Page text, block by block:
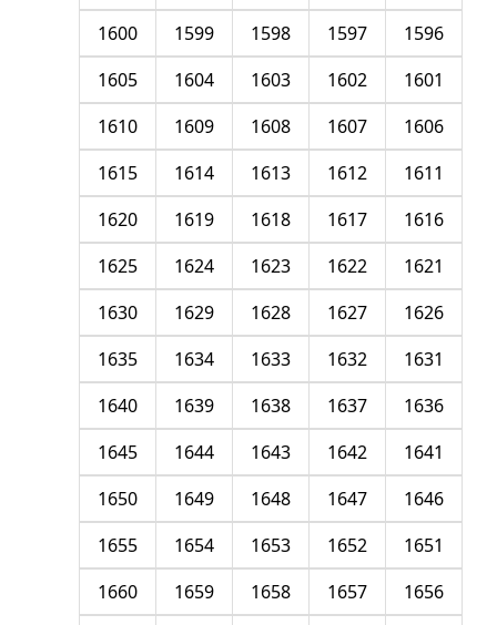
1596
1597
1598
1599
1600
1601
1602
1603
1604
1605
1606
1607
1608
1609
1610
1611
1612
1613
1614
1615
1616
1617
1618
1619
1620
1621
1622
1623
1624
1625
1626
1627
1628
1629
1630
1631
1632
1633
1634
1635
1636
1637
1638
1639
1640
1641
1642
1643
1644
1645
1646
1647
1648
1649
1650
1651
1652
1653
1654
1655
1656
1657
1658
1659
1660